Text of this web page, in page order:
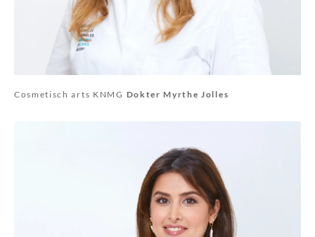
Cosmetisch arts KNMG Dokter Myrthe Jolles